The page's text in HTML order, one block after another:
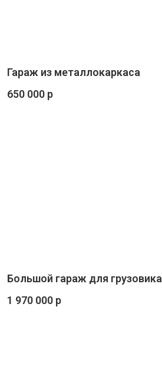
Гараж из металлокаркаса
650 000 р
Большой гараж для грузовика
1 970 000 р